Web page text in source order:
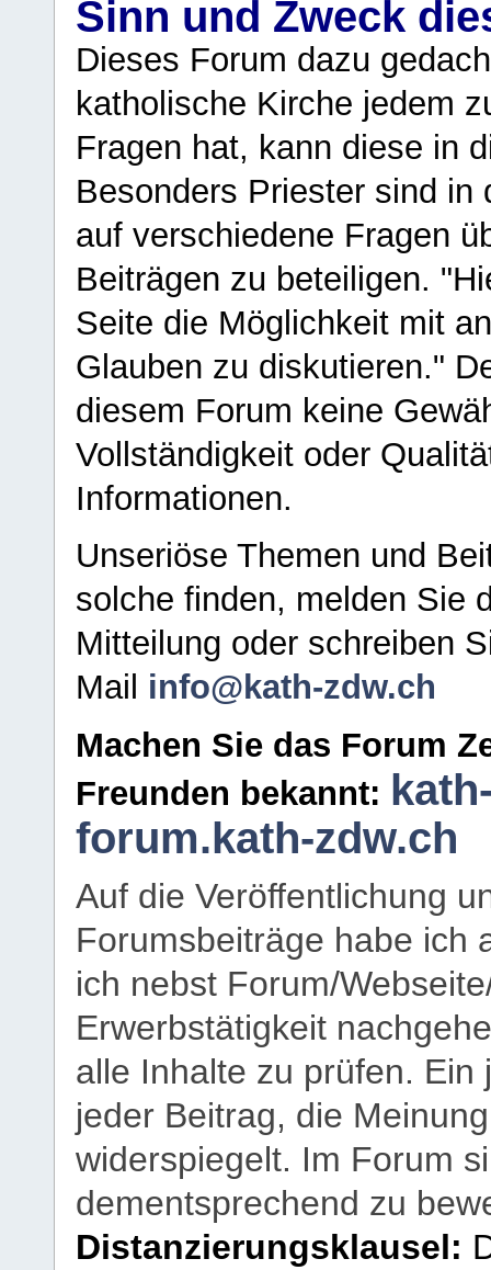
Sinn und Zweck
Dieses Forum dazu
katholische Kirche jedem
Fragen hat, kann diese in
Besonders Priester sind in
auf verschiedene Fragen
Beiträgen zu beteiligen.
Seite die Möglichkeit mit
Glauben zu diskutieren."
diesem Forum keine
Vollständigkeit oder
Informationen.
Unseriöse Themen und
solche finden, melden Sie
Mitteilung oder schreiben
Mail info@kath-zdw.ch
Machen Sie das Forum
Freunden bekannt:
forum.kath-zdw.ch
Auf die Veröffentlichung
Forumsbeiträge habe ich
ich nebst Forum/
Erwerbstätigkeit
alle Inhalte zu prüfen.
jeder Beitrag, die
widerspiegelt. Im Forum
dementsprechend zu
Distanzierungsklausel: